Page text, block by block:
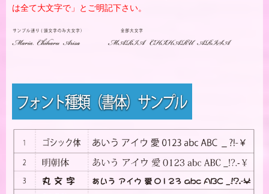
は全て大文字で」とご明記下さい。